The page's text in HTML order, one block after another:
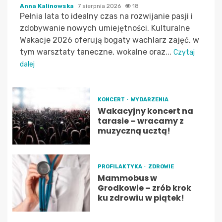
Anna Kalinowska 7 sierpnia 2026 18
Pełnia lata to idealny czas na rozwijanie pasji i
zdobywanie nowych umiejętności. Kulturalne
Wakacje 2026 oferują bogaty wachlarz zajęć, w
tym warsztaty taneczne, wokalne oraz... Czytaj
dalej
KONCERT WYDARZENIA
Wakacyjny koncert na
tarasie – wracamy z
muzyczną ucztą!
PROFILAKTYKA ZDROWIE
Mammobus w
Grodkowie – zrób krok
ku zdrowiu w piątek!